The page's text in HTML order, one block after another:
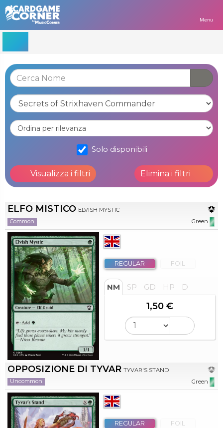
Menu
Solo disponibili
Visualizza i filtri Elimina i filtri
ELFO MISTICO ELVISH MYSTIC
Common
Green
REGULAR FOIL
NM SP GD HP D
1,50 €
OPPOSIZIONE DI TYVAR TYVAR'S STAND
Uncommon
Green
REGULAR FOIL